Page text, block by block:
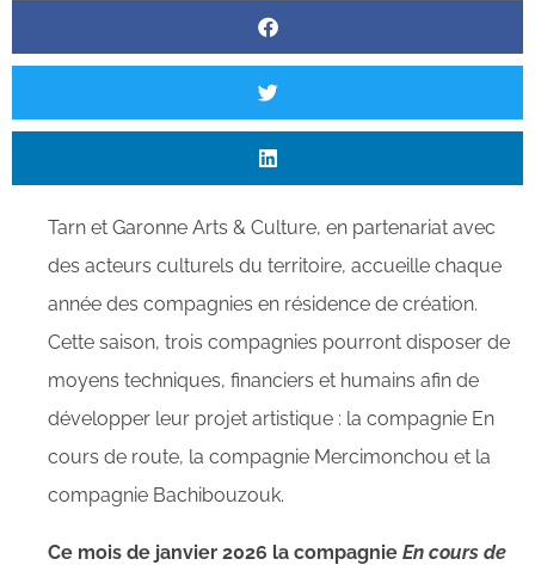
Tarn et Garonne Arts & Culture, en partenariat avec
des acteurs culturels du territoire, accueille chaque
année des compagnies en résidence de création.
Cette saison, trois compagnies pourront disposer de
moyens techniques, financiers et humains afin de
développer leur projet artistique : la compagnie En
cours de route, la compagnie Mercimonchou et la
compagnie Bachibouzouk.
Ce mois de janvier 2026 la compagnie En cours de